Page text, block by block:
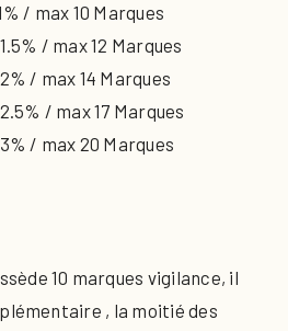
/ max 10 Marques
/ max 12 Marques
/ max 14 Marques
/ max 17 Marques
/ max 20 Marques
10 marques vigilance, il
, la moitié des